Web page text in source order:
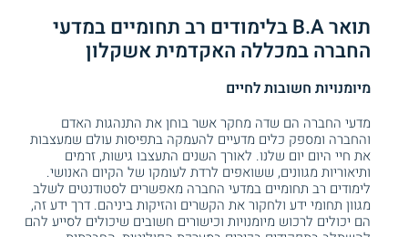
תואר B.A בלימודים רב תחומיים במדעי
החברה במכללה האקדמית אשקלון
מיומנויות חשובות לחיים
מדעי החברה הם שדה מחקר אשר בוחן את התנהגות האדם
והחברה ומספק כלים מדעיים להעמקה בתפיסות עולם שמעצבות
את חיי היום יום שלנו. לאורך השנים התעצבו גישות, זרמים
ותיאוריות מגוונים, ששואפים לרדת לעומקו של הקיום האנושי.
לימודים רב תחומיים במדעי החברה מאפשרים לסטודנטים לשלב
מגוון תחומי ידע ולחקור את הקשרים והזיקות ביניהם. דרך ידע זה,
הם יכולים לרכוש מיומנויות וכישורים חשובים שיכולים לסייע להם